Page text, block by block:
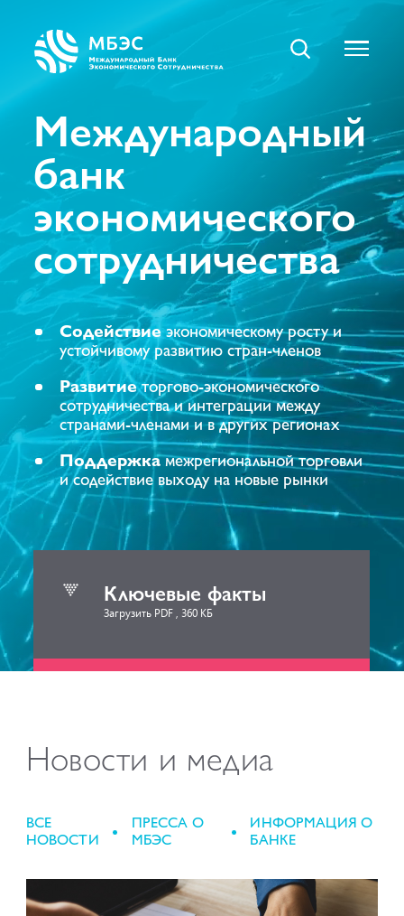
Международный
банк
экономического
сотрудничества
Содействие экономическому росту и
устойчивому развитию стран-членов
Развитиеторгово-экономического
сотрудничества и интеграции между
странами-членами и в других регионах
Поддержкамежрегиональной торговли
и содействие выходу на новые рынки
Ключевые факты
Загрузить PDF , 360 КБ
Новости и медиа
ВСЕ
НОВОСТИ
ПРЕССА О
МБЭС
ИНФОРМАЦИЯ О
БАНКЕ